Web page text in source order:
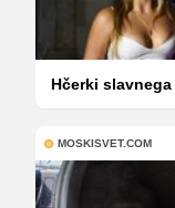
Hčerki
MOSKISVET.COM